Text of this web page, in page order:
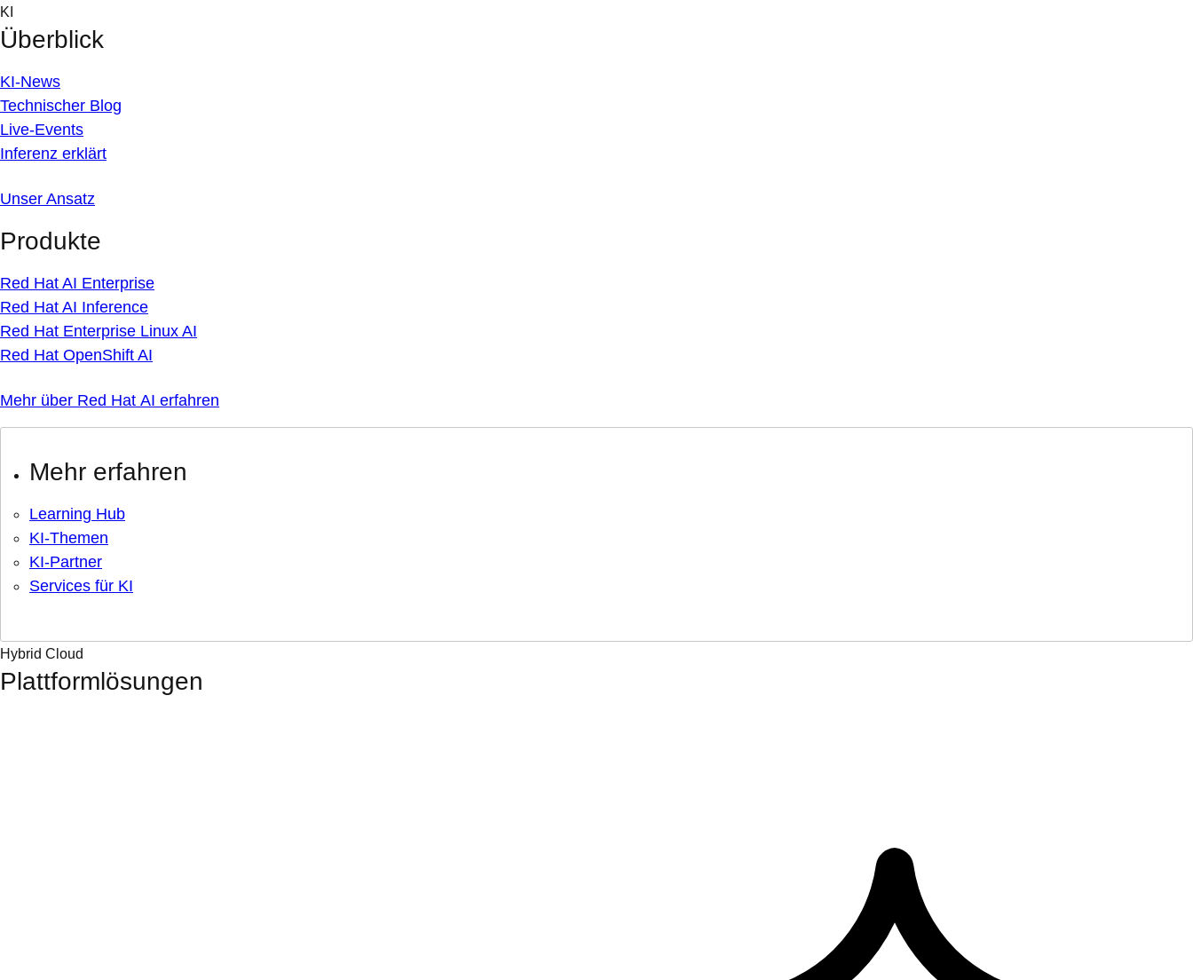
Skip
to
content
KI
Überblick
KI-News
Technischer Blog
Live-Events
Inferenz erklärt
Unser Ansatz
Produkte
Red Hat AI Enterprise
Red Hat AI Inference
Red Hat Enterprise Linux AI
Red Hat OpenShift AI
Mehr über Red Hat AI erfahren
Mehr erfahren
Learning Hub
KI-Themen
KI-Partner
Services für KI
Hybrid Cloud
Plattformlösungen